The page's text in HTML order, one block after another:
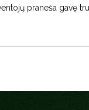
praneša gavę